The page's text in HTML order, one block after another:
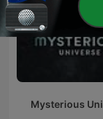
Mysterious